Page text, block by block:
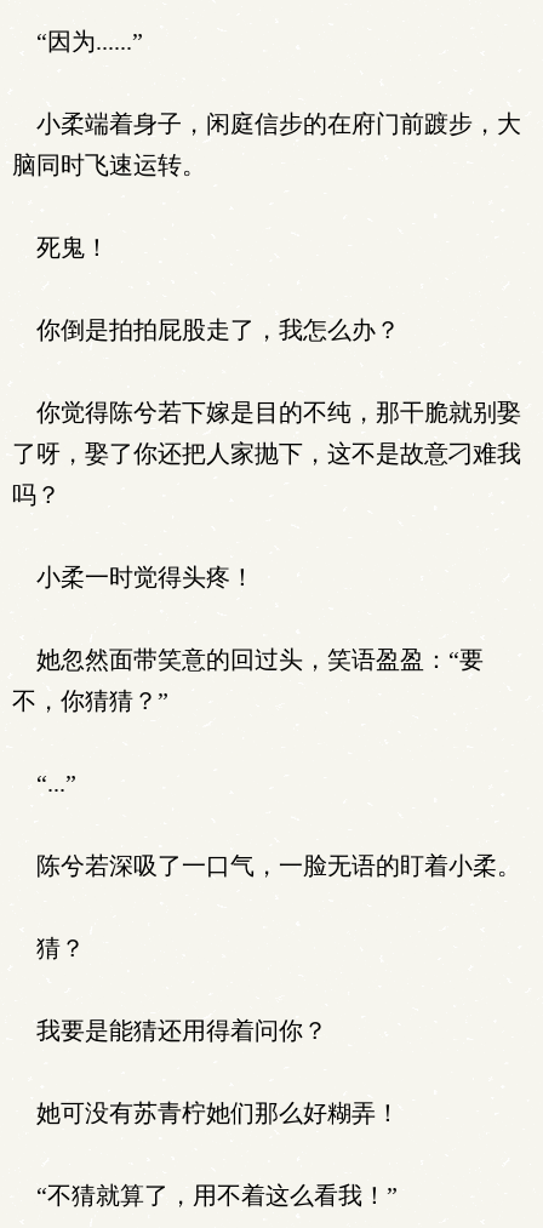
“因为......”
小柔端着身子，闲庭信步的在府门前踱步，大
脑同时飞速运转。
死鬼！
你倒是拍拍屁股走了，我怎么办？
你觉得陈兮若下嫁是目的不纯，那干脆就别娶
了呀，娶了你还把人家抛下，这不是故意刁难我
吗？
小柔一时觉得头疼！
她忽然面带笑意的回过头，笑语盈盈：“要
不，你猜猜？”
“...”
陈兮若深吸了一口气，一脸无语的盯着小柔。
猜？
我要是能猜还用得着问你？
她可没有苏青柠她们那么好糊弄！
“不猜就算了，用不着这么看我！”